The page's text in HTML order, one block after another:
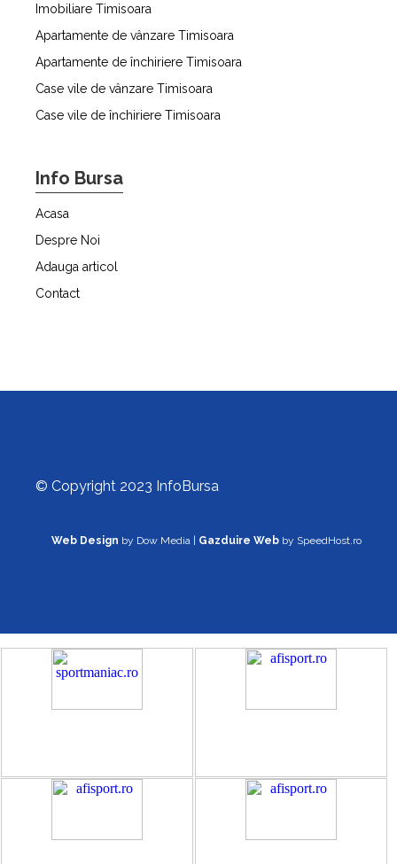
Imobiliare Timisoara
Apartamente de vânzare Timisoara
Apartamente de închiriere Timisoara
Case vile de vânzare Timisoara
Case vile de închiriere Timisoara
Info Bursa
Acasa
Despre Noi
Adauga articol
Contact
© Copyright 2023 InfoBursa
Web Design by Dow Media | Gazduire Web by SpeedHost.ro